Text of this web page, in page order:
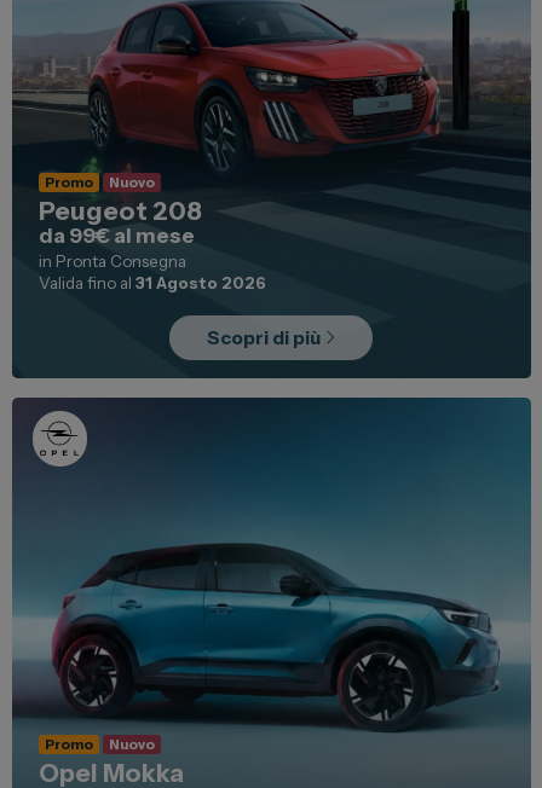
Promo Nuovo
Peugeot 208
da 99€ al mese
in Pronta Consegna
Valida fino al31 Agosto 2026
Scopri di più
Promo Nuovo
Opel Mokka